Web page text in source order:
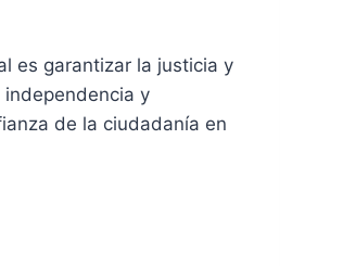
es garantizar la justicia y
y
de la ciudadanía en